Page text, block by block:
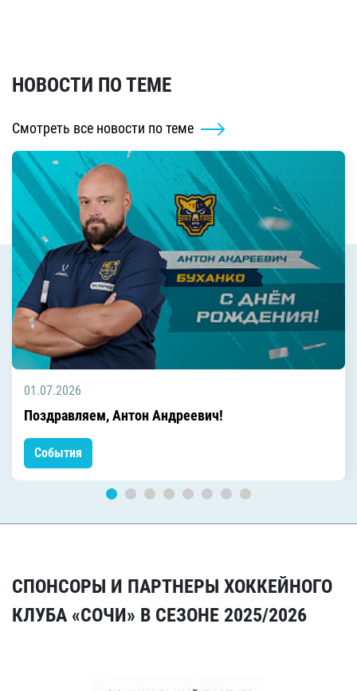
НОВОСТИ ПО ТЕМЕ
Смотреть все новости по теме
01.07.2026
Поздравляем, Антон Андреевич!
События
СПОНСОРЫ И ПАРТНЕРЫ ХОККЕЙНОГО
КЛУБА «СОЧИ» В СЕЗОНЕ 2025/2026